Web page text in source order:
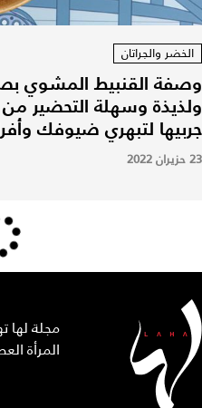
الخضر والجراتان
وصفة القنبيط المشوي
ولذيذة وسهلة التحضير
جربيها لتبهري ضيوفك
23 حزيران 2022
مجلة لها
المرأة